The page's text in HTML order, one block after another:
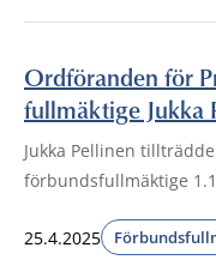
Ordföranden för
fullmäktige Jukka
Jukka Pellinen
förbundsfullmäktige
25.4.2025